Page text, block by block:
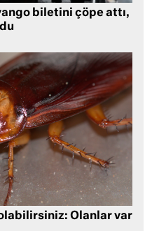
biletini çöpe attı,
Olanlar var